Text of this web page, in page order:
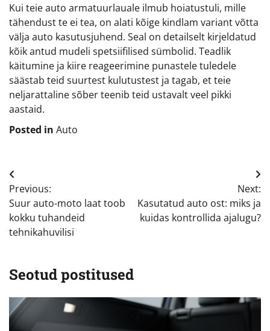
Kui teie auto armatuurlauale ilmub hoiatustuli, mille
tähendust te ei tea, on alati kõige kindlam variant võtta
välja auto kasutusjuhend. Seal on detailselt kirjeldatud
kõik antud mudeli spetsiifilised sümbolid. Teadlik
käitumine ja kiire reageerimine punastele tuledele
säästab teid suurtest kulutustest ja tagab, et teie
neljarattaline sõber teenib teid ustavalt veel pikki
aastaid.
Posted in Auto
Navigeerimine
Previous:
Suur auto-moto laat toob
kokku tuhandeid
tehnikahuvilisi
Next:
Kasutatud auto ost: miks ja
kuidas kontrollida ajalugu?
Seotud postitused